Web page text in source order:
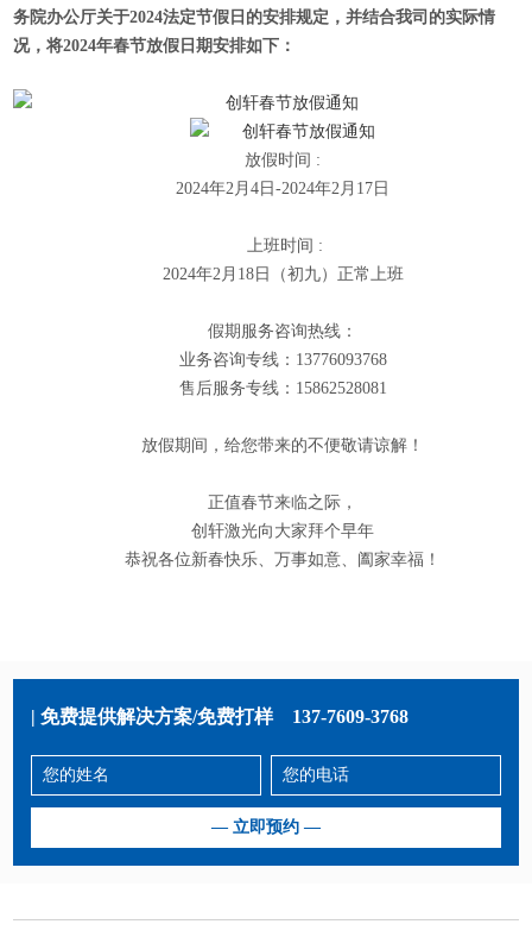
务院办公厅关于2024法定节假日的安排规定，并结合我司的实际情
况，将2024年春节放假日期安排如下：
放假时间 :
2024年2月4日-2024年2月17日
上班时间 :
2024年2月18日（初九）正常上班
假期服务咨询热线：
业务咨询专线：13776093768
售后服务专线：15862528081
放假期间，给您带来的不便敬请谅解！
正值春节来临之际，
创轩激光向大家拜个早年
恭祝各位新春快乐、万事如意、阖家幸福！
| 免费提供解决方案/免费打样 137-7609-3768